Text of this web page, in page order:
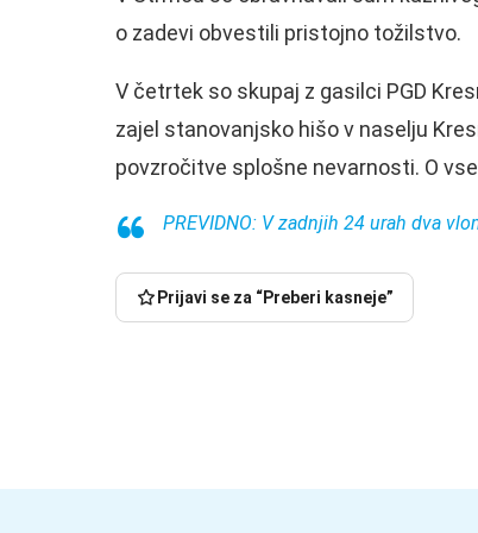
o zadevi obvestili pristojno tožilstvo.
V četrtek so skupaj z gasilci PGD
zajel stanovanjsko hišo v naselju
povzročitve splošne nevarnosti. O
PREVIDNO: V zadnjih 24 urah dva
Prijavi se za “Preberi kasneje”